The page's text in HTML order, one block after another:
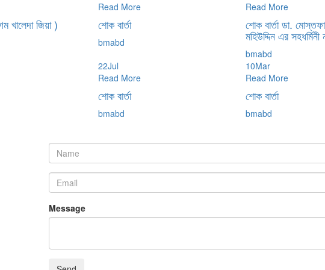
খালেদা জিয়া )
Read More
শোক বার্তা
bmabd
Read More
শোক বার্তা ডা.
মহিউদ্দিন এর
bmabd
22Jul
Read More
শোক বার্তা
bmabd
10Mar
Read More
শোক বার্তা
bmabd
Message